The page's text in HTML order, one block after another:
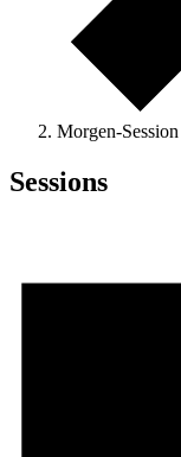
Morgen-Session
Sessions